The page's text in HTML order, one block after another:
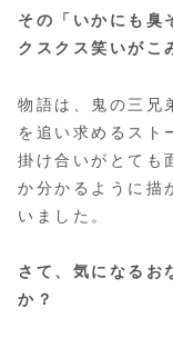
その「いかにも臭
クスクス笑いがこ
物語は、鬼の三兄
を追い求めるスト
掛け合いがとても
か分かるように描
いました。
さて、気になるお
か？